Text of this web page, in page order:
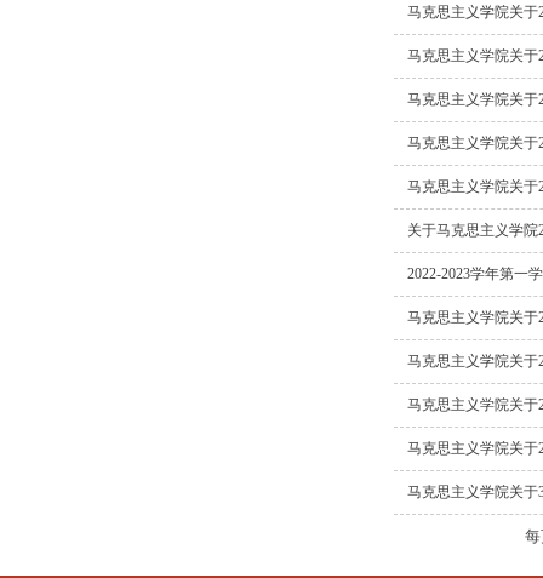
马克思主义学院关于
马克思主义学院关于
马克思主义学院关于
马克思主义学院关于
马克思主义学院关于
关于马克思主义学院
2022-2023学年第一
马克思主义学院关于
马克思主义学院关于
马克思主义学院关于
马克思主义学院关于
马克思主义学院关于